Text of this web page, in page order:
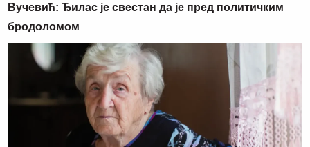
Вучевић: Ђилас је свестан да је пред политичким
бродоломом